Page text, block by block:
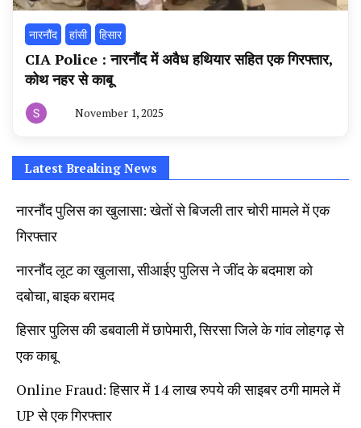
नारनौंद हांसी हिसार
CIA Police : नारनौंद में अवैध हथियार सहित एक गिरफ्तार,
कोथ नहर से काबू
टूडे
November 1, 2025
Latest Breaking News
नारनौंद पुलिस का खुलासा: खेतों से बिजली तार चोरी मामले में एक
गिरफ्तार
नारनौंद लूट का खुलासा, सीआईए पुलिस ने जींद के बदमाश को
दबोचा, बाइक बरामद
हिसार पुलिस की डबवाली में छापेमारी, सिरसा जिले के गांव लोहगढ़ से
एक काबू
Online Fraud: हिसार में 14 लाख रुपये की साइबर ठगी मामले में
UP से एक गिरफ्तार